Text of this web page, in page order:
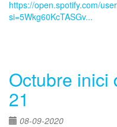
https://open.spotify.com/
si=5Wkg60KcTASGv...
Octubre inici
21
08-09-2020